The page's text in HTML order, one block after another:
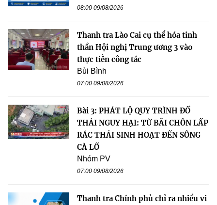
08:00 09/08/2026
Thanh tra Lào Cai cụ thể hóa tinh
thần Hội nghị Trung ương 3 vào
thực tiễn công tác
Bùi Bình
07:00 09/08/2026
Bài 3: PHÁT LỘ QUY TRÌNH ĐỔ
THẢI NGUY HẠI: TỪ BÃI CHÔN LẤP
RÁC THẢI SINH HOẠT ĐẾN SÔNG
CÀ LỒ
Nhóm PV
07:00 09/08/2026
Thanh tra Chính phủ chỉ ra nhiều vi